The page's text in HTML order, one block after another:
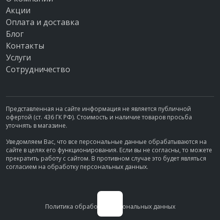
Акции
Оплата и доставка
Блог
Контакты
Услуги
Сотрудничество
Представленная на сайте информация не является публичной
офертой (ст. 436 ГК РФ). Стоимость и наличие товаров просьба
уточнять в магазине.
Уведомляем Вас, что все персональные данные обрабатываются на
сайте в целях его функционирования. Если вы не согласны, то можете
прекратить работу с сайтом. В противном случае это будет являться
согласием на обработку персональных данных.
Политика обработки персональных данных